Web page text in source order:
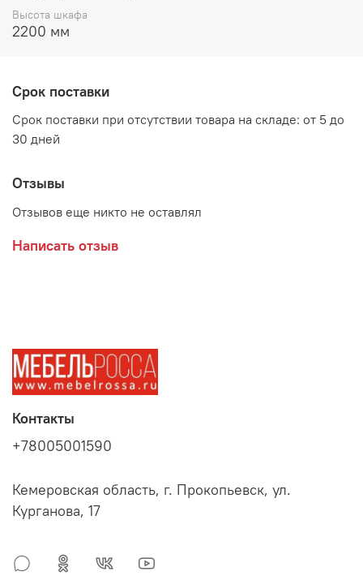
Дно ящиков - ЛХДФ 3 мм Кромка - ПВХ 0,4 мм
Штанга - овальная металлическая Хром
Петля - металлическая Хром
Венге/Дуб Белфорт
Ясень шимо светлый/Ясень шимо темный
Анкор светлый
Высота шкафа
2200 мм
Срок поставки
Срок поставки при отсутствии товара на складе: от 5 до
30 дней
Отзывы
Отзывов еще никто не оставлял
Написать отзыв
Контакты
+78005001590
Кемеровская область, г. Прокопьевск, ул.
Курганова, 17